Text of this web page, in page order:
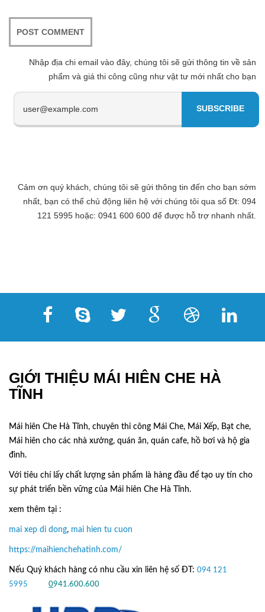
Nhập địa chi email vào đây, chúng tôi sẽ gửi thông tin về sản
phẩm và giá thi công cũng như vật tư mới nhất cho bạn
Cảm ơn quý khách, chúng tôi sẽ gửi thông tin đến cho bạn sớm
nhất, bạn có thể chủ động liên hệ với chúng tôi qua số Đt: 094
121 5995 hoặc: 0941 600 600 để được hỗ trợ nhanh nhất.
GIỚI THIỆU MÁI HIÊN CHE HÀ
TĨNH
Mái hiên Che Hà Tĩnh, chuyên thi công Mái Che, Mái Xếp, Bạt che,
Mái hiên cho các nhà xưởng, quán ăn, quán cafe, hồ bơi và hộ gia
đình.
Với tiêu chí lấy chất lượng sản phẩm là hàng đầu để tạo uy tín cho
sự phát triển bền vững của Mái hiên Che Hà Tĩnh.
xem thêm tại :
mai xep di dong, mai hien tu cuon
https://maihienchehatinh.com/
Nếu Quý khách hàng có nhu cầu xin liên hệ số ĐT: 094 121
5995
0941.600.600